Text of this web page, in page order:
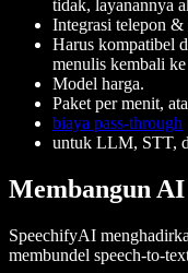
tidak, layanannya
Integrasi telepon
Harus kompatibel
menulis kembali
Model harga.
Paket per menit,
biaya pass-through
untuk LLM, STT,
Membangun
SpeechifyAI
membundel speech-to-